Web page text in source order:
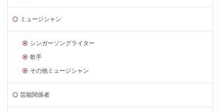
ミュージシャン
シンガーソングライター
歌手
その他ミュージシャン
芸能関係者